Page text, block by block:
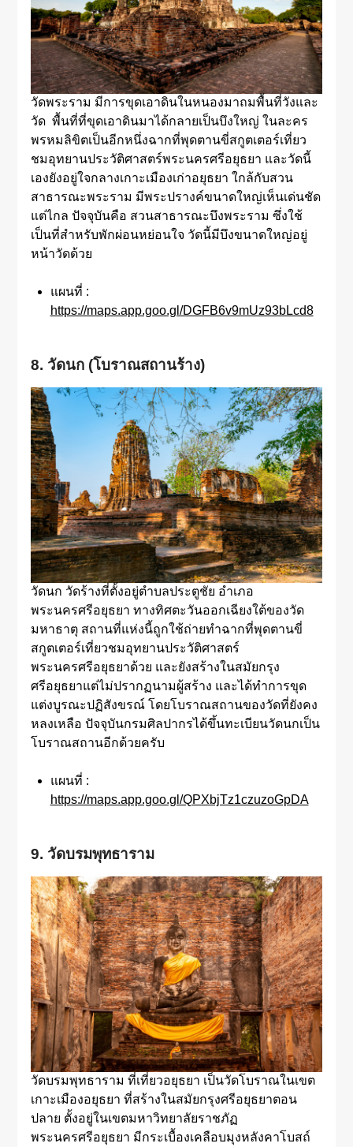
วัดพระราม มีการขุดเอาดินในหนองมาถมพื้นที่วังและ
วัด พื้นที่ที่ขุดเอาดินมาได้กลายเป็นบึงใหญ่ ในละคร
พรหมลิขิตเป็นอีกหนึ่งฉากที่พุดตานขี่สกูตเตอร์เที่ยว
ชมอุทยานประวัติศาสตร์พระนครศรีอยุธยา และวัดนี้
เองยังอยู่ใจกลางเกาะเมืองเก่าอยุธยา ใกล้กับสวน
สาธารณะพระราม มีพระปรางค์ขนาดใหญ่เห็นเด่นชัด
แต่ไกล ปัจจุบันคือ สวนสาธารณะบึงพระราม ซึ่งใช้
เป็นที่สำหรับพักผ่อนหย่อนใจ วัดนี้มีบึงขนาดใหญ่อยู่
หน้าวัดด้วย
แผนที่ :
https://maps.app.goo.gl/DGFB6v9mUz93bLcd8
8. วัดนก (โบราณสถานร้าง)
วัดนก วัดร้างที่ตั้งอยู่ตำบลประตูชัย อำเภอ
พระนครศรีอยุธยา ทางทิศตะวันออกเฉียงใต้ของวัด
มหาธาตุ สถานที่แห่งนี้ถูกใช้ถ่ายทำฉากที่พุดตานขี่
สกูตเตอร์เที่ยวชมอุทยานประวัติศาสตร์
พระนครศรีอยุธยาด้วย และยังสร้างในสมัยกรุง
ศรีอยุธยาแต่ไม่ปรากฏนามผู้สร้าง และได้ทำการขุด
แต่งบูรณะปฏิสังขรณ์ โดยโบราณสถานของวัดที่ยังคง
หลงเหลือ ปัจจุบันกรมศิลปากรได้ขึ้นทะเบียนวัดนกเป็น
โบราณสถานอีกด้วยครับ
แผนที่ :
https://maps.app.goo.gl/QPXbjTz1czuzoGpDA
9. วัดบรมพุทธาราม
วัดบรมพุทธาราม ที่เที่ยวอยุธยา เป็นวัดโบราณในเขต
เกาะเมืองอยุธยา ที่สร้างในสมัยกรุงศรีอยุธยาตอน
ปลาย ตั้งอยู่ในเขตมหาวิทยาลัยราชภัฏ
พระนครศรีอยุธยา มีกระเบื้องเคลือบมุงหลังคาโบสถ์